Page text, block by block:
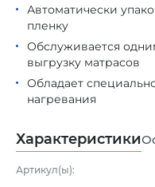
Автоматически
пленку
Обслуживается
выгрузку матрасов
Обладает
нагревания
Характеристики
Артикул(ы):